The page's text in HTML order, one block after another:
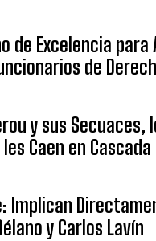
de Excelencia para
de
y sus Secuaces,
Caen en Cascada
Implican
y Carlos Lavín